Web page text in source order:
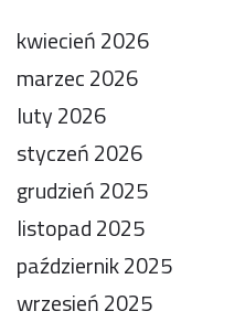
kwiecień 2026
marzec 2026
luty 2026
styczeń 2026
grudzień 2025
listopad 2025
październik 2025
wrzesień 2025